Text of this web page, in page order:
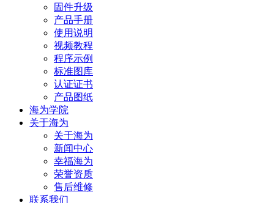
固件升级
产品手册
使用说明
视频教程
程序示例
标准图库
认证证书
产品图纸
海为学院
关于海为
关于海为
新闻中心
幸福海为
荣誉资质
售后维修
联系我们